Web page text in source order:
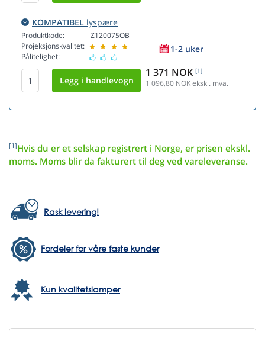
KOMPATIBEL lyspære
Produktkode:
Projeksjonskvalitet:
Pålitelighet:
Z120075OB
1-2 uker
1 371 NOK [1]
1 096,80 NOK ekskl. mva.
[1]Hvis du er et selskap registrert i Norge, er prisen ekskl.
moms. Moms blir da fakturert til deg ved vareleveranse.
Rask levering!
Fordeler for våre faste kunder
Kun kvalitetslamper